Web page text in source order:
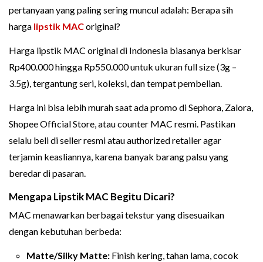
pertanyaan yang paling sering muncul adalah: Berapa sih
harga lipstik MACoriginal?
Harga lipstik MAC original di Indonesia biasanya berkisar
Rp400.000 hingga Rp550.000 untuk ukuran full size (3g –
3.5g), tergantung seri, koleksi, dan tempat pembelian.
Harga ini bisa lebih murah saat ada promo di Sephora, Zalora,
Shopee Official Store, atau counter MAC resmi. Pastikan
selalu beli di seller resmi atau authorized retailer agar
terjamin keasliannya, karena banyak barang palsu yang
beredar di pasaran.
Mengapa Lipstik MAC Begitu Dicari?
MAC menawarkan berbagai tekstur yang disesuaikan
dengan kebutuhan berbeda:
Matte/Silky Matte: Finish kering, tahan lama, cocok